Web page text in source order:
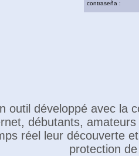
contraseña :
outil développé avec la
débutants,
réel leur découverte
protection